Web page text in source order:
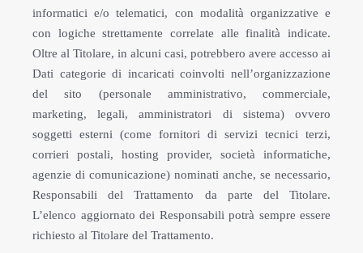
informatici e/o telematici, con modalità organizzative e
con logiche strettamente correlate alle finalità indicate.
Oltre al Titolare, in alcuni casi, potrebbero avere accesso ai
Dati categorie di incaricati coinvolti nell’organizzazione
del sito (personale amministrativo, commerciale,
marketing, legali, amministratori di sistema) ovvero
soggetti esterni (come fornitori di servizi tecnici terzi,
corrieri postali, hosting provider, società informatiche,
agenzie di comunicazione) nominati anche, se necessario,
Responsabili del Trattamento da parte del Titolare.
L’elenco aggiornato dei Responsabili potrà sempre essere
richiesto al Titolare del Trattamento.